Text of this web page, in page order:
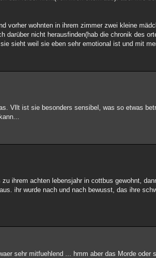
vorher wohnten in ihrem zimmer zwei kleine
darüber nicht herausfinden(hab die chronik des
sieht weil sie eben sehr emotional ist und mit
Vllt ist sie besonders sensibel, was so etwas
ihrem achten lebensjahr in cottbus gewohnt,
ihr wurde nach und nach bewusst, das ihre
sehr mitfuehlend ... hmm aber das Morde oder